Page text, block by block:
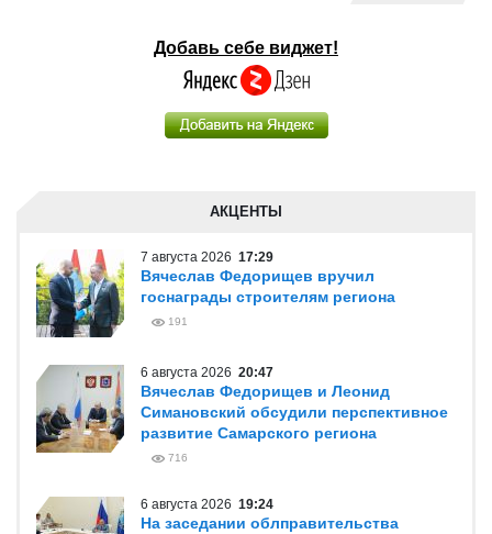
Добавь себе виджет!
АКЦЕНТЫ
7 августа 2026 17:29
Вячеслав Федорищев вручил
госнаграды строителям региона
191
6 августа 2026 20:47
Вячеслав Федорищев и Леонид
Симановский обсудили перспективное
развитие Самарского региона
716
6 августа 2026 19:24
На заседании облправительства